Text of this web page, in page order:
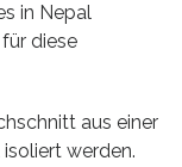
in Nepal
diese
aus einer
werden.